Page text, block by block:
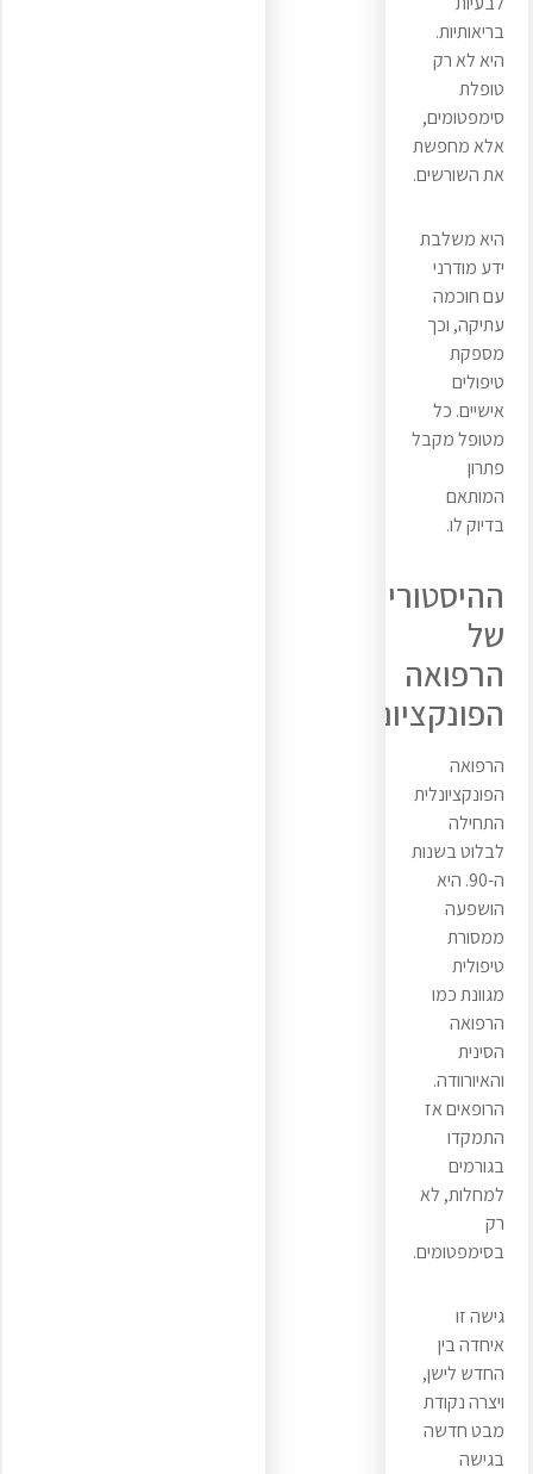
בריאותיות.
היא לא רק
טופלת
סימפטומים,
אלא מחפשת
את השורשים.
היא משלבת
ידע מודרני
עם חוכמה
עתיקה, וכך
מספקת
טיפולים
אישיים. כל
מטופל מקבל
פתרון
המותאם
בדיוק לו.
ההיסטוריה
של
הרפואה
הפונקציונלית
הרפואה
הפונקציונלית
התחילה
לבלוט בשנות
ה-90. היא
הושפעה
ממסורת
טיפולית
מגוונת כמו
הרפואה
הסינית
והאיורוודה.
הרופאים אז
התמקדו
בגורמים
למחלות, לא
רק
בסימפטומים.
גישה זו
איחדה בין
החדש לישן,
ויצרה נקודת
מבט חדשה
בגישה